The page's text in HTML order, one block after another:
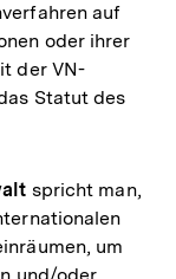
auf
oder ihrer
der VN-
Statut des
spricht man,
um